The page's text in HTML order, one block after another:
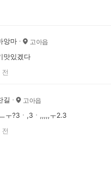
앙마 고아읍
맛있겠다
전
길 고아읍
ㅜ?3ㆍ,3ㆍ,,,,,ㅜ2.3
전